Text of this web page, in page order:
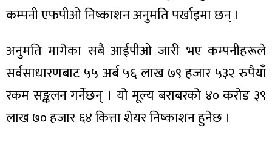
कम्पनी एफपीओ निष्काशन अनुमति पर्खाइमा छन् ।
अनुमति मागेका सबै आईपीओ जारी भए कम्पनीहरूले
सर्वसाधारणबाट ५५ अर्ब ५६ लाख ७९ हजार ५३२ रुपैयाँ
रकम सङ्कलन गर्नेछन् । यो मूल्य बराबरको ४० करोड ३९
लाख ७० हजार ६४ कित्ता शेयर निष्काशन हुनेछ ।